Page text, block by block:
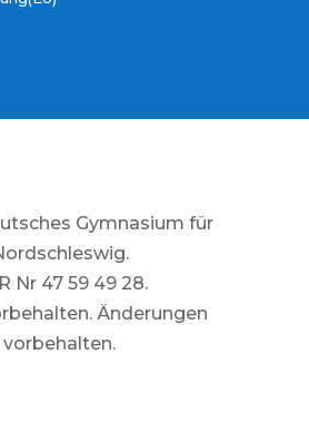
Gymnasium für
Nr 47 59 49 28.
Änderungen
vorbehalten.